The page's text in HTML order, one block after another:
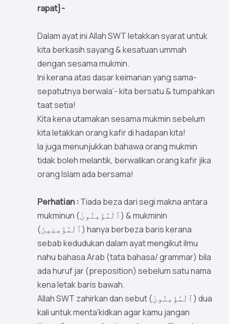
rapat}-
Dalam ayat ini Allah SWT letakkan syarat untuk
kita berkasih sayang & kesatuan ummah
dengan sesama mukmin.
Ini kerana atas dasar keimanan yang sama-
sepatutnya berwala’- kita bersatu & tumpahkan
taat setia!
Kita kena utamakan sesama mukmin sebelum
kita letakkan orang kafir di hadapan kita!
Ia juga menunjukkan bahawa orang mukmin
tidak boleh melantik, berwalikan orang kafir jika
orang Islam ada bersama!
Perhatian :Tiada beza dari segi makna antara
mukminun (ٱلْمُؤْمِنُونَ) & mukminin
(ٱلْمُؤْمِنِينَ) hanya berbeza baris kerana
sebab kedudukan dalam ayat mengikut ilmu
nahu bahasa Arab (tata bahasa/ grammar) bila
ada huruf jar (preposition) sebelum satu nama
kena letak baris bawah.
Allah SWT zahirkan dan sebut (ٱلْمُؤْمِنُونَ) dua
kali untuk menta’kidkan agar kamu jangan